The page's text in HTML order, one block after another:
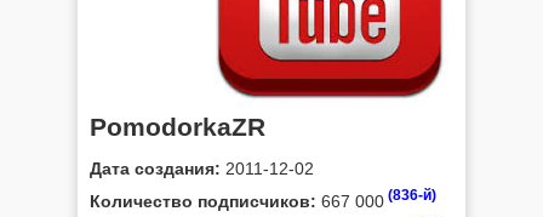
PomodorkaZR
Дата создания: 2011-12-02
Количество подписчиков: 667 000 (836-й)